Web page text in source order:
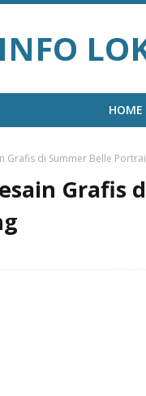
INFO
HOME
Grafis di Summer Belle
Grafis